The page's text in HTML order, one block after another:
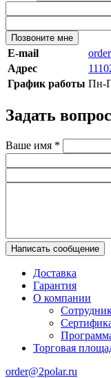
Позвоните мне
E-mail
Адрес
График работы Пн-
Задать вопрос
Ваше имя *
Написать сообщение
Доставка
Гарантия
О компании
Торговая
order@2polar.ru